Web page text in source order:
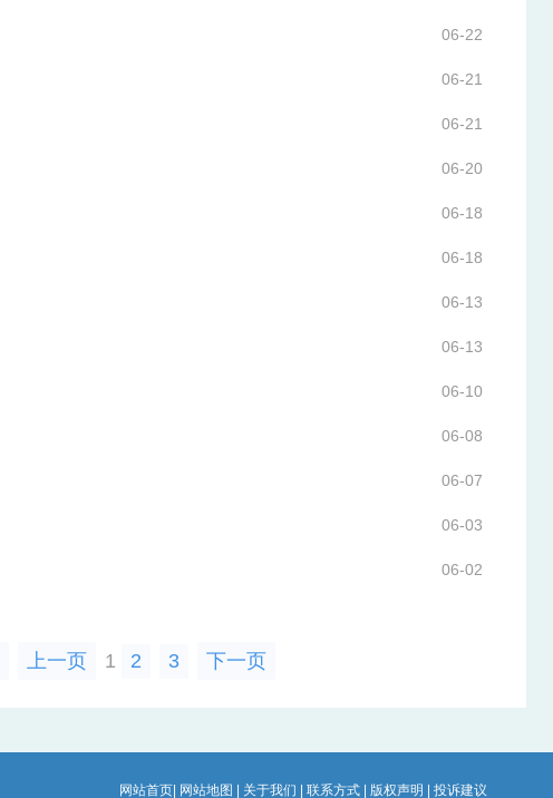
06-22
06-21
06-21
06-20
06-18
06-18
06-13
06-13
06-10
06-08
06-07
06-03
06-02
上一页 1 2 3 下一页
网站首页 网站地图 关于我们 联系方式 版权声明 投诉建议